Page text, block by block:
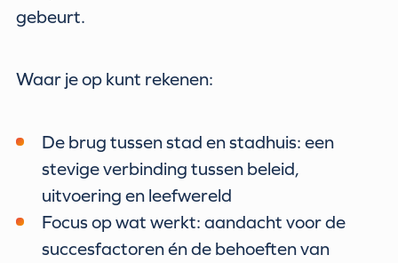
gebeurt.
Waar je op kunt rekenen:
De brug tussen stad en stadhuis: een
stevige verbinding tussen beleid,
uitvoering en leefwereld
Focus op wat werkt: aandacht voor de
succesfactoren én de behoeften van